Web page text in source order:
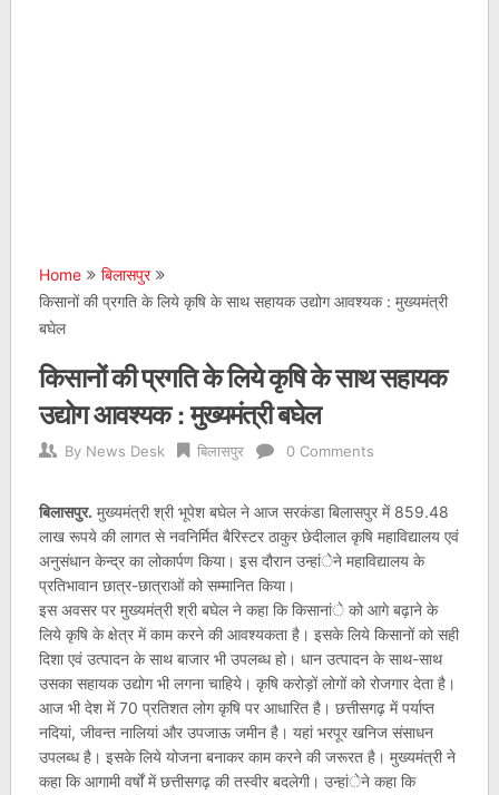
Home
बिलासपुर
किसानों की प्रगति के लिये कृषि के साथ सहायक उद्योग आवश्यक : मुख्यमंत्री
बघेल
किसानों की प्रगति के लिये कृषि के साथ सहायक
उद्योग आवश्यक : मुख्यमंत्री बघेल
By News Desk बिलासपुर 0 Comments
बिलासपुर. मुख्यमंत्री श्री भूपेश बघेल ने आज सरकंडा बिलासपुर में 859.48
लाख रूपये की लागत से नवनिर्मित बैरिस्टर ठाकुर छेदीलाल कृषि महाविद्यालय एवं
अनुसंधान केन्द्र का लोकार्पण किया। इस दौरान उन्हांेने महाविद्यालय के
प्रतिभावान छात्र-छात्राओं को सम्मानित किया।
इस अवसर पर मुख्यमंत्री श्री बघेल ने कहा कि किसानांे को आगे बढ़ाने के
लिये कृषि के क्षेत्र में काम करने की आवश्यकता है। इसके लिये किसानों को सही
दिशा एवं उत्पादन के साथ बाजार भी उपलब्ध हो। धान उत्पादन के साथ-साथ
उसका सहायक उद्योग भी लगना चाहिये। कृषि करोड़ों लोगों को रोजगार देता है।
आज भी देश में 70 प्रतिशत लोग कृषि पर आधारित है। छत्तीसगढ़ में पर्याप्त
नदियां, जीवन्त नालियां और उपजाऊ जमीन है। यहां भरपूर खनिज संसाधन
उपलब्ध है। इसके लिये योजना बनाकर काम करने की जरूरत है। मुख्यमंत्री ने
कहा कि आगामी वर्षों में छत्तीसगढ़ की तस्वीर बदलेगी। उन्हांेने कहा कि